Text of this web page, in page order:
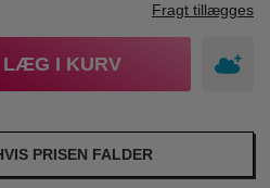
Fragt tillægges
LÆG I KURV
PRISEN FALDER